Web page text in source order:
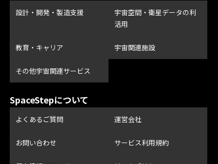
設計・開発・製造支援
宇宙空間・衛星データの利
活用
教育・キャリア 宇宙関連施設
その他宇宙関連サービス
SpaceStepについて
よくあるご質問 運営会社
お問い合わせ サービス利用規約